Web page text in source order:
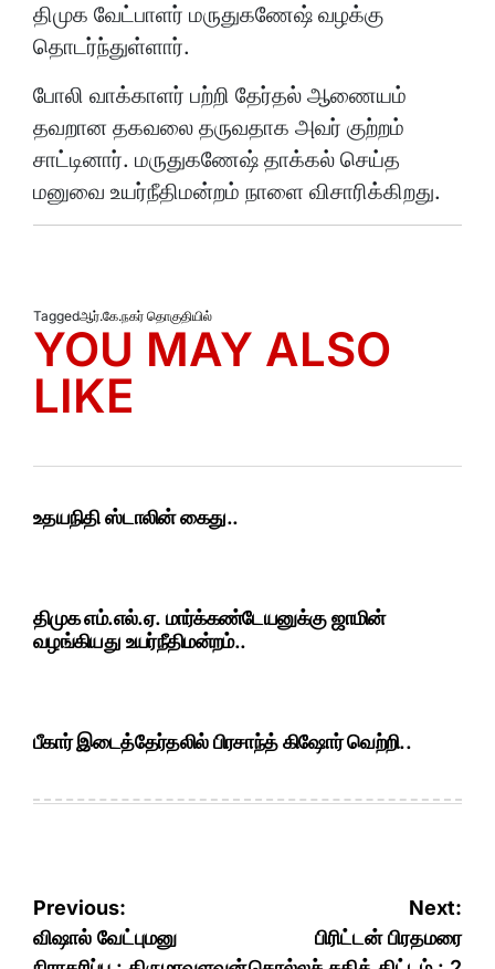
திமுக வேட்பாளர் மருதுகணேஷ் வழக்கு
தொடர்ந்துள்ளார்.
போலி வாக்காளர் பற்றி தேர்தல் ஆணையம்
தவறான தகவலை தருவதாக அவர் குற்றம்
சாட்டினார். மருதுகணேஷ் தாக்கல் செய்த
மனுவை உயர்நீதிமன்றம் நாளை விசாரிக்கிறது.
Taggedஆர்.கே.நகர் தொகுதியில்
YOU MAY ALSO
LIKE
உதயநிதி ஸ்டாலின் கைது..
திமுக எம்.எல்.ஏ. மார்க்கண்டேயனுக்கு ஜாமின்
வழங்கியது உயர்நீதிமன்றம்..
பீகார் இடைத்தேர்தலில் பிரசாந்த் கிஷோர் வெற்றி..
Post
navigation
Previous:
விஷால் வேட்புமனு
Next:
பிரிட்டன் பிரதமரை